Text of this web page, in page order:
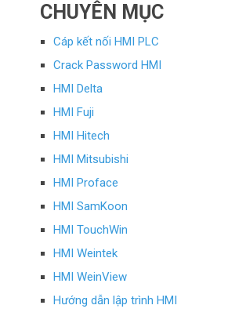
CHUYÊN MỤC
Cáp kết nối HMI PLC
Crack Password HMI
HMI Delta
HMI Fuji
HMI Hitech
HMI Mitsubishi
HMI Proface
HMI SamKoon
HMI TouchWin
HMI Weintek
HMI WeinView
Hướng dẫn lập trình HMI